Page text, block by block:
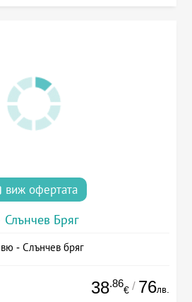
виж офертата
Слънчев Бряг
- Слънчев бряг
38.86
€ / 76лв.